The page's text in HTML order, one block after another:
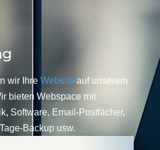
wir Ihre Website auf unserem
bieten Webspace mit
Software, Email-Postfächer,
Backup usw.